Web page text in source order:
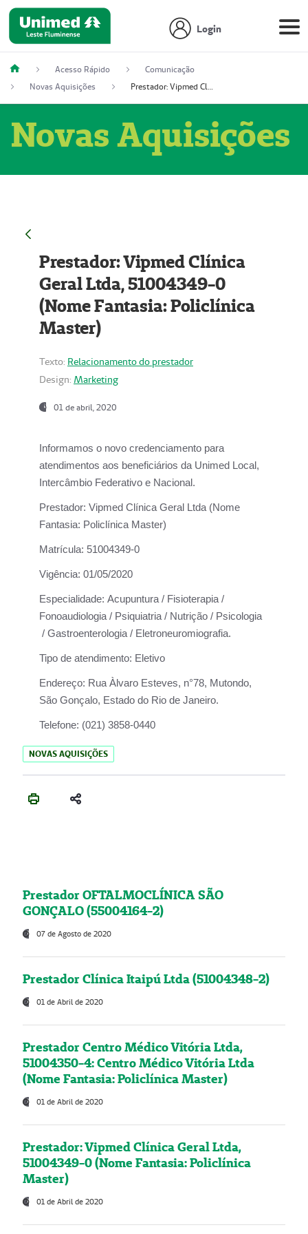
Login
Acesso Rápido
Comunicação
Novas Aquisições
Prestador: Vipmed Clínica Geral Ltda, 51004349-0 (Nome Fantasia: Policlínica Master)
Novas Aquisições
Prestador: Vipmed Clínica
Geral Ltda, 51004349-0
(Nome Fantasia: Policlínica
Master)
Texto: Relacionamento do prestador
Design: Marketing
01 de abril, 2020
Informamos o novo credenciamento para
atendimentos aos beneficiários da Unimed Local,
Intercâmbio Federativo e Nacional.
Prestador: Vipmed Clínica Geral Ltda (Nome
Fantasia: Policlínica Master)
Matrícula: 51004349-0
Vigência: 01/05/2020
Especialidade: Acupuntura / Fisioterapia /
Fonoaudiologia / Psiquiatria / Nutrição / Psicologia
/ Gastroenterologia / Eletroneuromiografia.
Tipo de atendimento: Eletivo
Endereço: Rua Àlvaro Esteves, n°78, Mutondo,
São Gonçalo, Estado do Rio de Janeiro.
Telefone: (021) 3858-0440
NOVAS AQUISIÇÕES
Prestador OFTALMOCLÍNICA SÃO
GONÇALO (55004164-2)
07 de Agosto de 2020
Prestador Clínica Itaipú Ltda (51004348-2)
01 de Abril de 2020
Prestador Centro Médico Vitória Ltda,
51004350-4: Centro Médico Vitória Ltda
(Nome Fantasia: Policlínica Master)
01 de Abril de 2020
Prestador: Vipmed Clínica Geral Ltda,
51004349-0 (Nome Fantasia: Policlínica
Master)
01 de Abril de 2020